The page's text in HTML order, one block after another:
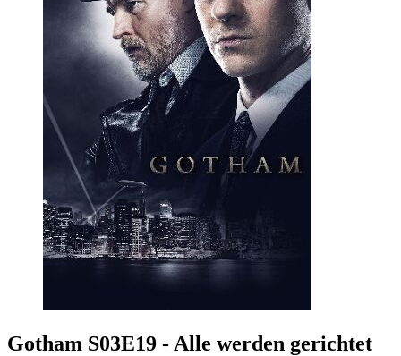
Gotham S03E19 - Alle werden gerichtet